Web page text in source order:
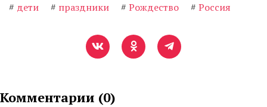
# дети # праздники # Рождество # Россия
Комментарии (0)